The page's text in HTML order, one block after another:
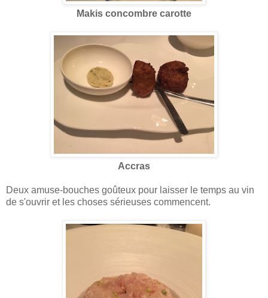
Makis concombre carotte
Accras
Deux amuse-bouches goûteux pour laisser le temps au vin
de s'ouvrir et les choses sérieuses commencent.